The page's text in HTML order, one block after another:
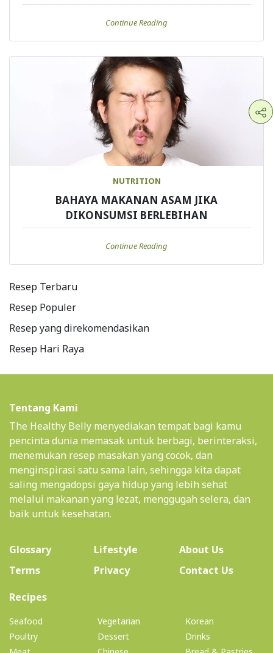
Continue Reading
NUTRITION
BAHAYA MAKANAN ASAM JIKA
DIKONSUMSI BERLEBIHAN
Continue Reading
Resep Terbaru
Resep Populer
Resep yang direkomendasikan
Resep Hari Raya
Tentang Kami
The Healthy Belly menyediakan tempat bagi kamu
pencinta dunia memasak untuk berbagi, berinteraksi,
menemukan resep masakan yang cocok, dan
menginspirasi satu sama lain, sehingga kita dapat
saling mengadopsi gaya hidup yang lebih sehat
melalui makanan yang lezat, menggugah selera, dan
baik untuk kesehatan.
Glossary Lifestyle About Us(current)
Terms
Privacy
Contact Us
Recipes(current)
Seafood
Poultry
Vegetarian
Dessert
Korean
Drinks